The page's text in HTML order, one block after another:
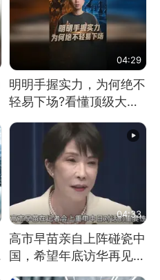
04:29
明明手握实力，为何绝不
轻易下场?看懂顶级大国
谋略
04:33
高市早苗亲自上阵碰瓷中
国，希望年底访华再见中